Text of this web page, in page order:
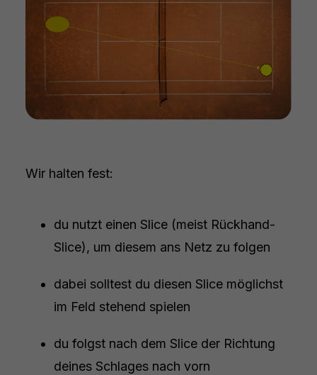
Wir halten fest:
du nutzt einen Slice (meist Rückhand-
Slice), um diesem ans Netz zu folgen
dabei solltest du diesen Slice möglichst
im Feld stehend spielen
du folgst nach dem Slice der Richtung
deines Schlages nach vorn